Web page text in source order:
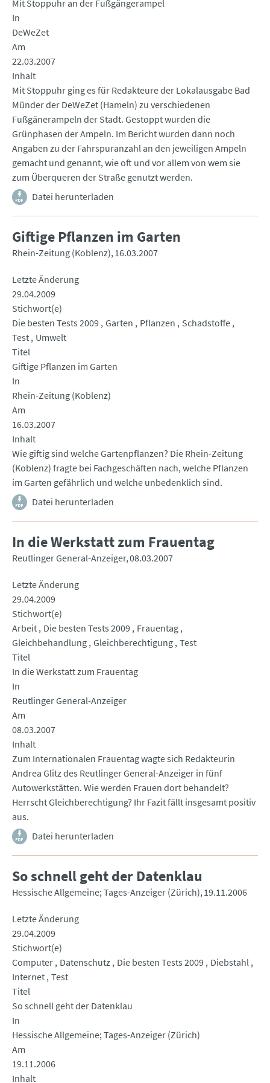
Mit Stoppuhr an der Fußgängerampel
In
DeWeZet
Am
22.03.2007
Inhalt
Mit Stoppuhr ging es für Redakteure der Lokalausgabe Bad
Münder der DeWeZet (Hameln) zu verschiedenen
Fußgänerampeln der Stadt. Gestoppt wurden die
Grünphasen der Ampeln. Im Bericht wurden dann noch
Angaben zu der Fahrspuranzahl an den jeweiligen Ampeln
gemacht und genannt, wie oft und vor allem von wem sie
zum Überqueren der Straße genutzt werden.
Datei herunterladen
Giftige Pflanzen im Garten
Rhein-Zeitung (Koblenz) 16.03.2007
Letzte Änderung
29.04.2009
Stichwort(e)
Die besten Tests 2009 Garten Pflanzen
Schadstoffe
Test Umwelt
Titel
Giftige Pflanzen im Garten
In
Rhein-Zeitung (Koblenz)
Am
16.03.2007
Inhalt
Wie giftig sind welche Gartenpflanzen? Die Rhein-Zeitung
(Koblenz) fragte bei Fachgeschäften nach, welche Pflanzen
im Garten gefährlich und welche unbedenklich sind.
Datei herunterladen
In die Werkstatt zum Frauentag
Reutlinger General-Anzeiger 08.03.2007
Letzte Änderung
29.04.2009
Stichwort(e)
Arbeit Die besten Tests 2009 Frauentag
Gleichbehandlung Gleichberechtigung Test
Titel
In die Werkstatt zum Frauentag
In
Reutlinger General-Anzeiger
Am
08.03.2007
Inhalt
Zum Internationalen Frauentag wagte sich Redakteurin
Andrea Glitz des Reutlinger General-Anzeiger in fünf
Autowerkstätten. Wie werden Frauen dort behandelt?
Herrscht Gleichberechtigung? Ihr Fazit fällt insgesamt positiv
aus.
Datei herunterladen
So schnell geht der Datenklau
Hessische Allgemeine; Tages-Anzeiger (Zürich) 19.11.2006
Letzte Änderung
29.04.2009
Stichwort(e)
Computer Datenschutz Die besten Tests 2009 Diebstahl
Internet Test
Titel
So schnell geht der Datenklau
In
Hessische Allgemeine; Tages-Anzeiger (Zürich)
Am
19.11.2006
Inhalt